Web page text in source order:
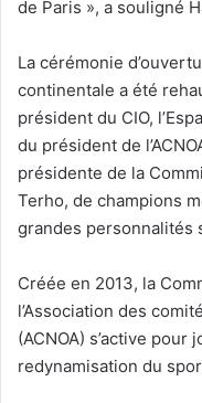
de Paris », a souligné
La cérémonie
continentale a été
président du CIO,
du président de
présidente de la
Terho, de champions
grandes personnalités
Créée en 2013, la
l’Association des
(ACNOA) s’active
redynamisation du